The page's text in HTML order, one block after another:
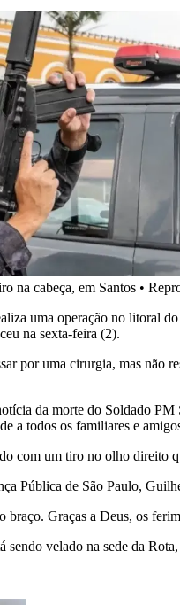
na cabeça, em Santos •
uma operação no litoral
na sexta-feira (2).
por uma cirurgia, mas não
da morte do Soldado
a todos os familiares e
com um tiro no olho direito
Pública de São Paulo,
Graças a Deus, os
velado na sede da